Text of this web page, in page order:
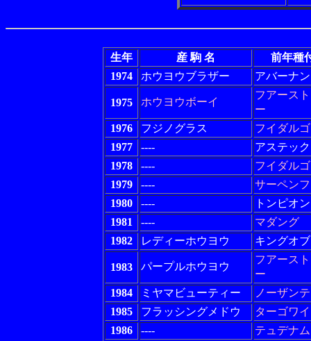
生年 産 駒 名
前年種
1974
ホウヨウブラザー アバーナ
1975 ホウヨウボーイ
フアース
ー
1976
フジノグラス
フイダルゴ
1977
----
アステック
1978
----
フイダルゴ
1979
----
サーペン
1980
----
トンピオン
1981
----
マダング
1982
レディーホウヨウ キングオ
1983 パープルホウヨウ
フアース
ー
1984
ミヤマビューティー
ノーザン
1985
フラッシングメドウ
ターゴワ
1986
----
テュデナム